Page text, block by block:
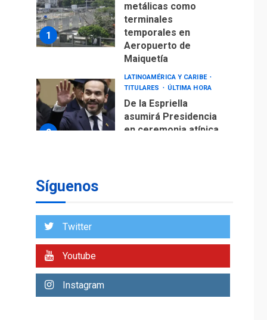
1
metálicas como
terminales
temporales en
Aeropuerto de
Maiquetía
2
LATINOAMÉRICA Y CARIBE
TITULARES
ÚLTIMA HORA
De la Espriella
asumirá Presidencia
en ceremonia atípica
3
de diálogo en
4
POLÍTICA
TITULARES
Gobierno y AN2015 en
diálogo
Síguenos
Twitter
Youtube
Instagram